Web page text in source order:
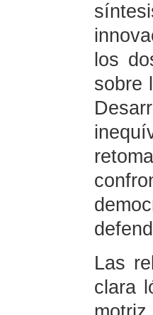
los
sobre
Las
clara